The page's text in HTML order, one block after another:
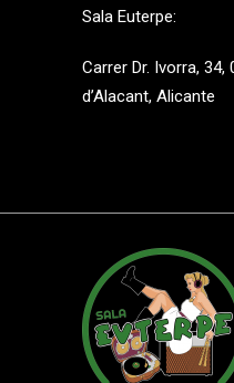
Sala Euterpe:
Carrer Dr. Ivorra, 34,
d’Alacant, Alicante